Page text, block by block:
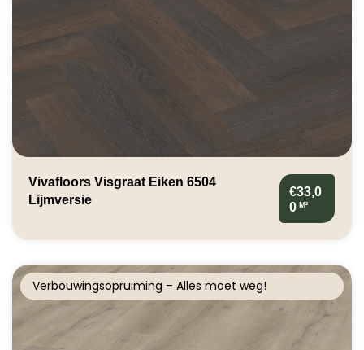
Vivafloors Visgraat Eiken 6504
Lijmversie
€33,0
0 M²
Verbouwingsopruiming – Alles moet weg!